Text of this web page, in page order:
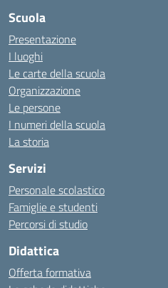
Scuola
Presentazione
I luoghi
Le carte della scuola
Organizzazione
Le persone
I numeri della scuola
La storia
Servizi
Personale scolastico
Famiglie e studenti
Percorsi di studio
Didattica
Offerta formativa